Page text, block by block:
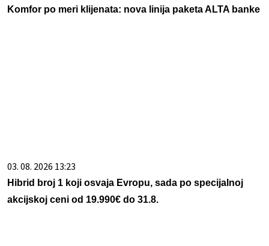
Komfor po meri klijenata: nova linija paketa ALTA banke
03. 08. 2026 13:23
Hibrid broj 1 koji osvaja Evropu, sada po specijalnoj
akcijskoj ceni od 19.990€ do 31.8.